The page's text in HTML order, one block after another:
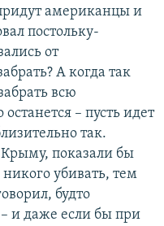
американцы и
постольку-
от
А когда так
всю
– пусть идет
так.
показали бы
убивать, тем
будто
и даже если бы при